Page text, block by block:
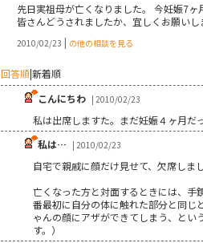
先日実祖母が亡くなりました。 今妊娠7ヶ
皆さんどうされましたか、宜しくお願いし
2010/02/23 | の他の相談を見る
回答順|新着順
こんにちわ | 2010/02/23
私は出席しますた。まだ妊娠４ヶ月だ
私は… | 2010/02/23
自宅で親戚に顔だけ見せて、欠席しまし
亡くなった方と対面するときには、手
番最初に自分の体に触れた部分と同じ
ゃんの顔にアザができてしまう、とい
す。）